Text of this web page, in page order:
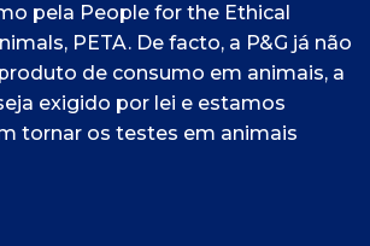
pela People for the Ethical
PETA. De facto, a P&G já não
de consumo em animais, a
exigido por lei e estamos
tornar os testes em animais